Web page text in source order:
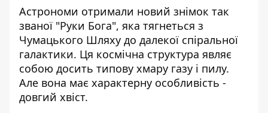
Астрономи отримали новий знімок так
званої "Руки Бога", яка тягнеться з
Чумацького Шляху до далекої спіральної
галактики. Ця космічна структура являє
собою досить типову хмару газу і пилу.
Але вона має характерну особливість -
довгий хвіст.